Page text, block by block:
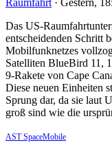
Raumfahrt · Gestern,
Das US-
entscheidenden Schritt
Mobilfunknetzes
Satelliten BlueBird 11,
9-Rakete von Cape
Diese neuen Einheiten
Sprung dar, da sie laut
groß sind wie die
AST SpaceMobile